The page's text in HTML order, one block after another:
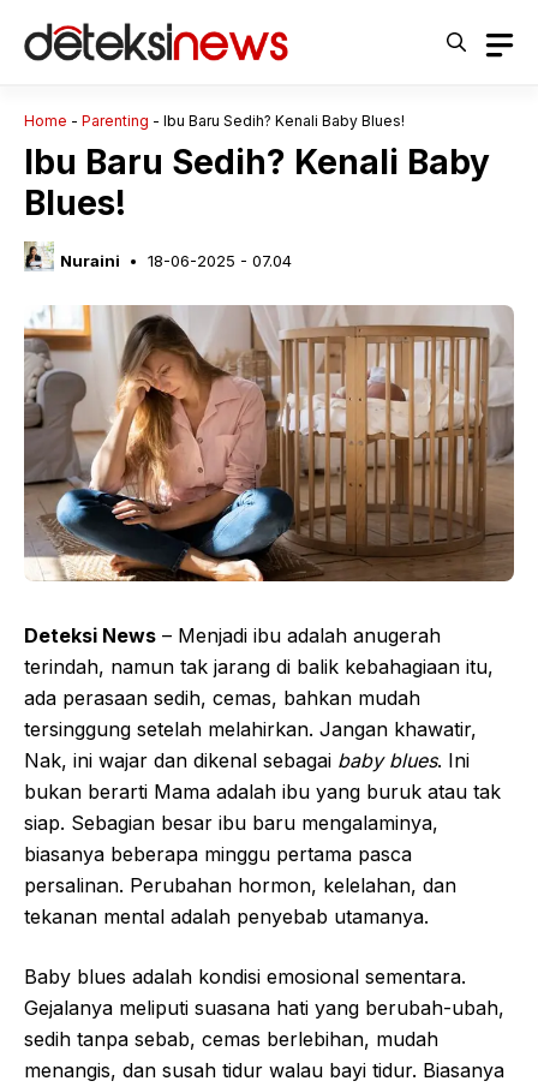
Home - Parenting - Ibu Baru Sedih? Kenali Baby Blues!
Ibu Baru Sedih? Kenali Baby
Blues!
Nuraini 18-06-2025 - 07.04
Deteksi News – Menjadi ibu adalah anugerah
terindah, namun tak jarang di balik kebahagiaan itu,
ada perasaan sedih, cemas, bahkan mudah
tersinggung setelah melahirkan. Jangan khawatir,
Nak, ini wajar dan dikenal sebagai baby blues. Ini
bukan berarti Mama adalah ibu yang buruk atau tak
siap. Sebagian besar ibu baru mengalaminya,
biasanya beberapa minggu pertama pasca
persalinan. Perubahan hormon, kelelahan, dan
tekanan mental adalah penyebab utamanya.
Baby blues adalah kondisi emosional sementara.
Gejalanya meliputi suasana hati yang berubah-ubah,
sedih tanpa sebab, cemas berlebihan, mudah
menangis, dan susah tidur walau bayi tidur. Biasanya